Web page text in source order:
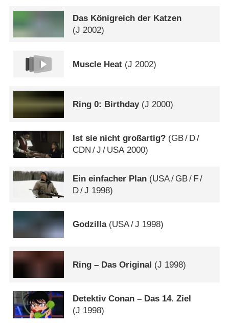
Das Königreich der Katzen
(J 2002)
Muscle Heat (J 2002)
Ring 0: Birthday(J 2000)
Ist sie nicht großartig? (GB/ D/
CDN /J / USA2000)
Ein einfacher Plan (USA/ GB/ F/
D/J 1998)
Godzilla(USA/J 1998)
Ring – Das Original (J 1998)
Detektiv Conan – Das 14. Ziel
(J 1998)